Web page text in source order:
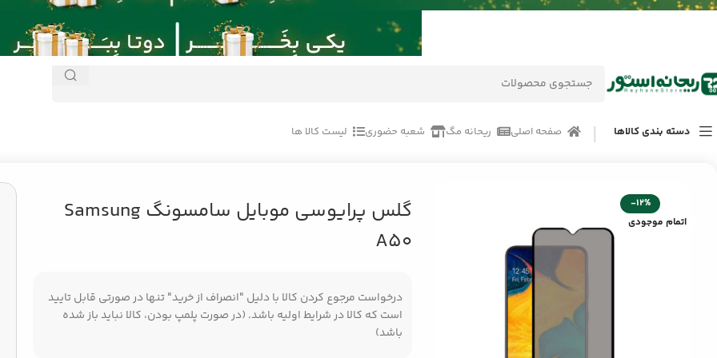
دسته بندی کالاها صفحه اصلی ریحانه مگ شعبه حضوری لیست کالا ها
لوازم جانبی موبایل
-12%
اتمام موجودی
گلس پرایوسی موبایل سامسونگ Samsung
A50
درخواست مرجوع کردن کالا با دلیل "انصراف از خرید" تنها در صورتی قابل تایید
است که کالا در شرایط اولیه باشد. (در صورت پلمپ بودن، کالا نباید باز شده
باشد)